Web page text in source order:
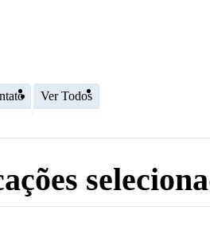
Ver Todos